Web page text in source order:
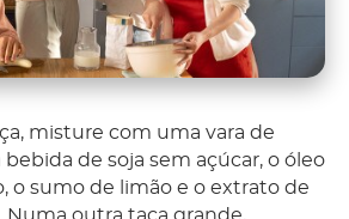
misture com uma vara de
bebida de soja sem açúcar, o óleo
o sumo de limão e o extrato de